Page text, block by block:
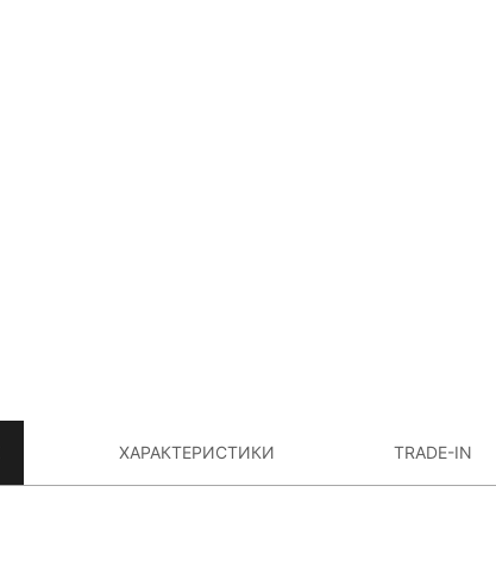
ХАРАКТЕРИСТИКИ TRADE-IN